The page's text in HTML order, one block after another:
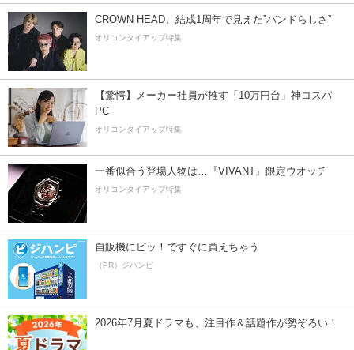
CROWN HEAD、結成1周年で見えた”バンドらしさ”
オリコンタイアップ特集
【驚愕】メーカー社員が推す「10万円台」神コスパ
PC
オリコンタイアップ特集
一番似合う登場人物は…『VIVANT』限定ウオッチ
オリコンタイアップ特集
自販機にピッ！ですぐに買えちゃう
（PR）ジハンピ
2026年7月夏ドラマも、注目作＆話題作が勢ぞろい！